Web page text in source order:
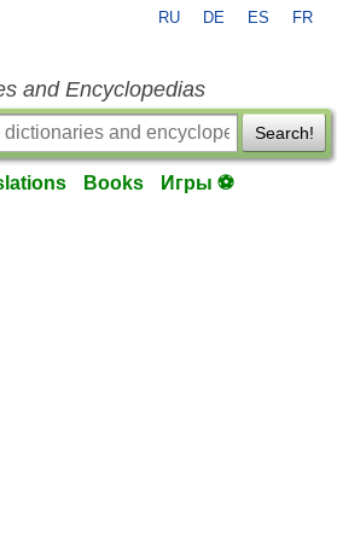
RU DE ES FR
and Encyclopedias
Search!
Books Игры ⚽